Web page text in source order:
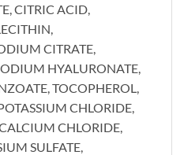
CITRIC ACID,
CITRATE,
HYALURONATE,
TOCOPHEROL,
CHLORIDE,
CHLORIDE,
SULFATE,